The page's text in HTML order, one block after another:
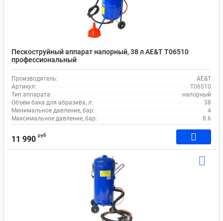
Пескоструйный аппарат напорный, 38 л AE&T T06510
профессиональный
Производитель:
AE&T
Артикул:
T06510
Тип аппарата:
напорный
Объём бака для абразива, л:
38
Минимальное давление, бар:
4
Максимальное давление, бар:
8.6
11 990 руб